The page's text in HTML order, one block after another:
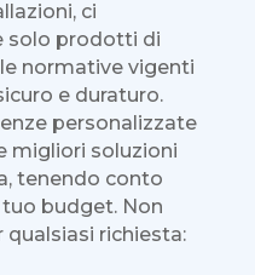
ci
solo prodotti di
normative vigenti
e duraturo.
personalizzate
migliori soluzioni
tenendo conto
budget. Non
richiesta: